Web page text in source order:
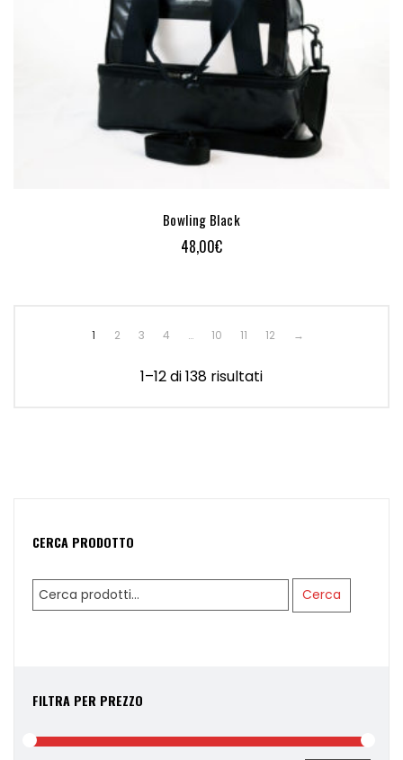
CERCA PRODOTTO
Cerca: Cerca
FILTRA PER PREZZO
Bowling Black
48,00€
1 2 3 4 … 10 11 12 →
1–12 di 138 risultati